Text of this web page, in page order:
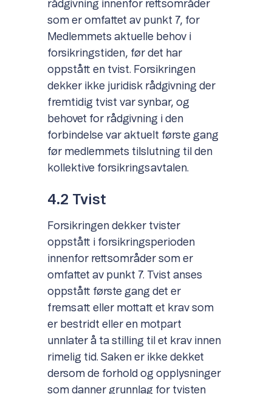
rådgivning innenfor rettsområder
som er omfattet av punkt 7, for
Medlemmets aktuelle behov i
forsikringstiden, før det har
oppstått en tvist. Forsikringen
dekker ikke juridisk rådgivning der
fremtidig tvist var synbar, og
behovet for rådgivning i den
forbindelse var aktuelt første gang
før medlemmets tilslutning til den
kollektive forsikringsavtalen.
4.2 Tvist
Forsikringen dekker tvister
oppstått i forsikringsperioden
innenfor rettsområder som er
omfattet av punkt 7. Tvist anses
oppstått første gang det er
fremsatt eller mottatt et krav som
er bestridt eller en motpart
unnlater å ta stilling til et krav innen
rimelig tid. Saken er ikke dekket
dersom de forhold og opplysninger
som danner grunnlag for tvisten